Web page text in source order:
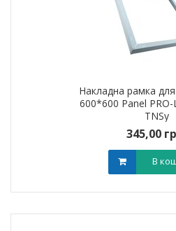
Накладна рамка для
600*600 Panel
TNSy
345,00
В